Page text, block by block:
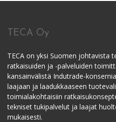
TECA Oy
TECA on yksi Suomen johtavista
ratkaisuiden ja -palveluiden
kansainvälistä Indutrade-
laajaan ja laadukkaaseen
toimialakohtaisiin
tekniset tukipalvelut ja laajat
mukaisesti.